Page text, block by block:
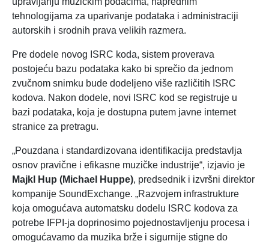
tehnologijama za uparivanje podataka i administraciji
autorskih i srodnih prava velikih razmera.
Pre dodele novog ISRC koda, sistem proverava
postojeću bazu podataka kako bi sprečio da jednom
zvučnom snimku bude dodeljeno više različitih ISRC
kodova. Nakon dodele, novi ISRC kod se registruje u
bazi podataka, koja je dostupna putem javne internet
stranice za pretragu.
„Pouzdana i standardizovana identifikacija predstavlja
osnov pravične i efikasne muzičke industrije“, izjavio je
Majkl Hup (Michael Huppe), predsednik i izvršni direktor
kompanije SoundExchange. „Razvojem infrastrukture
koja omogućava automatsku dodelu ISRC kodova za
potrebe IFPI-ja doprinosimo pojednostavljenju procesa i
omogućavamo da muzika brže i sigurnije stigne do